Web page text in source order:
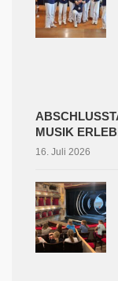
MUSIK
16. Juli 2026